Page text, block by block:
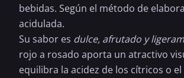
bebidas. Según el método de
acidulada.
Su sabor es dulce, afrutado y
rojo a rosado aporta un atractivo
equilibra la acidez de los cítricos o